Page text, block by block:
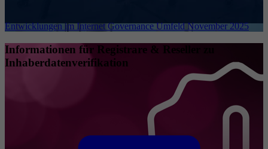
Entwicklungen im Internet Governance Umfeld November 2025
Informationen für Registrare & Reseller zu
Inhaberdatenverifikation